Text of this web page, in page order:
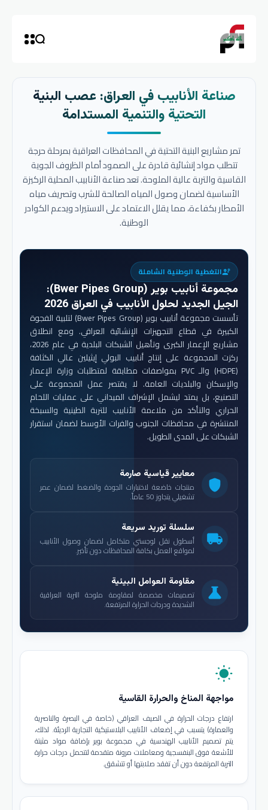
صناعة الأنابيب في العراق: عصب البنية
التحتية والتنمية المستدامة
تمر مشاريع البنية التحتية في المحافظات العراقية بمرحلة حرجة
تتطلب مواد إنشائية قادرة على الصمود أمام الظروف الجوية
القاسية والتربة عالية الملوحة. تعد صناعة الأنابيب المحلية الركيزة
الأساسية لضمان وصول المياه الصالحة للشرب وتصريف مياه
الأمطار بكفاءة، مما يقلل الاعتماد على الاستيراد ويدعم الكوادر
الوطنية.
engineeringالتغطية الوطنية الشاملة
مجموعة أنابيب بوير (Bwer Pipes Group)
:
الجيل الجديد لحلول الأنابيب في العراق 2026
تأسست مجموعة أنابيب بوير (Bwer Pipes Group) لتلبية الفجوة
الكبيرة في قطاع التجهيزات الإنشائية العراقي. ومع انطلاق
مشاريع الإعمار الكبرى وتأهيل الشبكات البلدية في عام 2026،
ركزت المجموعة على إنتاج أنابيب البولي إيثيلين عالي الكثافة
(HDPE) والـ PVC بمواصفات مطابقة لمتطلبات وزارة الإعمار
والإسكان والبلديات العامة. لا يقتصر عمل المجموعة على
التصنيع، بل يمتد ليشمل الإشراف الميداني على عمليات اللحام
الحراري والتأكد من ملاءمة الأنابيب للتربة الطينية والسبخة
المنتشرة في محافظات الجنوب والفرات الأوسط لضمان استقرار
الشبكات على المدى الطويل.
shield
معايير قياسية صارمة
منتجات خاضعة لاختبارات الجودة والضغط لضمان عمر
تشغيلي يتجاوز 50 عاماً.
local_shipping
سلسلة توريد سريعة
أسطول نقل لوجستي متكامل لضمان وصول الأنابيب
لمواقع العمل بكافة المحافظات دون تأخير.
science
مقاومة العوامل البيئية
تصميمات مخصصة لمقاومة ملوحة التربة العراقية
الشديدة ودرجات الحرارة المرتفعة.
wb_sunny
مواجهة المناخ والحرارة القاسية
ارتفاع درجات الحرارة في الصيف العراقي (خاصة في البصرة والناصرية
والعمارة) يتسبب في إضعاف الأنابيب البلاستيكية التجارية الرديئة. لذلك،
يتم تصميم الأنابيب الهندسية في مجموعة بوير بإضافة مواد مثبتة
للأشعة فوق البنفسجية ومعاملات مرونة متقدمة لتتحمل درجات حرارة
التربة المرتفعة دون أن تفقد صلابتها أو تتشقق.